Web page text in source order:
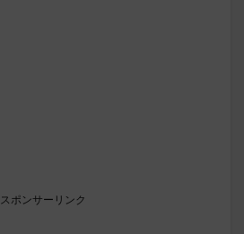
スポンサーリンク